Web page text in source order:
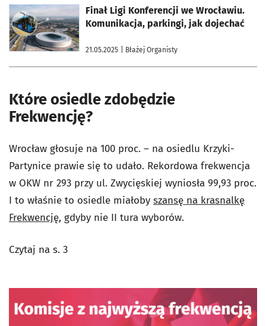
Finał Ligi Konferencji we Wrocławiu.
Komunikacja, parkingi, jak dojechać
21.05.2025 | Błażej Organisty
otworzy się w nowej karcie
Które osiedle zdobędzie
Frekwencję?
Wrocław głosuje na 100 proc. – na osiedlu Krzyki-
Partynice prawie się to udało. Rekordowa frekwencja
w OKW nr 293 przy ul. Zwycięskiej wyniosła 99,93 proc.
I to właśnie to osiedle miałoby szansę na krasnalkę
Frekwencję, gdyby nie II tura wyborów.
Czytaj na s. 3